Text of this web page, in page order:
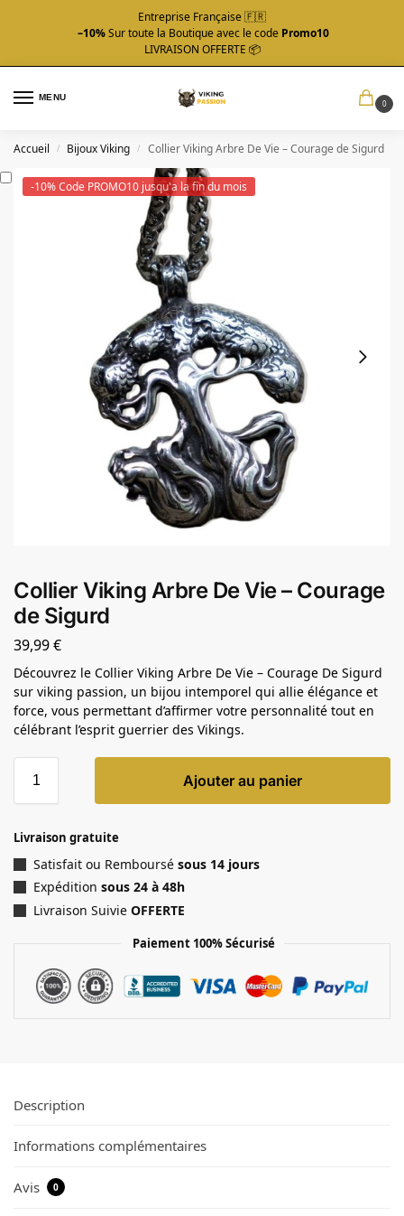
Entreprise Française 🇫🇷
–10%Sur toute la Boutique avec le code Promo10
LIVRAISON OFFERTE 📦
MENU
0
Accueil / Bijoux Viking / Collier Viking Arbre De Vie – Courage de Sigurd
-10% Code PROMO10 jusqu'a la fin du mois
Collier Viking Arbre De Vie – Courage
de Sigurd
39,99€
Découvrez le Collier Viking Arbre De Vie – Courage De Sigurd
sur viking passion, un bijou intemporel qui allie élégance et
force, vous permettant d’affirmer votre personnalité tout en
célébrant l’esprit guerrier des Vikings.
Ajouter au panier
Livraison gratuite
Satisfait ou Remboursé sous 14 jours
Expédition sous 24 à 48h
Livraison Suivie OFFERTE
Paiement 100% Sécurisé
Description
Informations complémentaires
Avis 0